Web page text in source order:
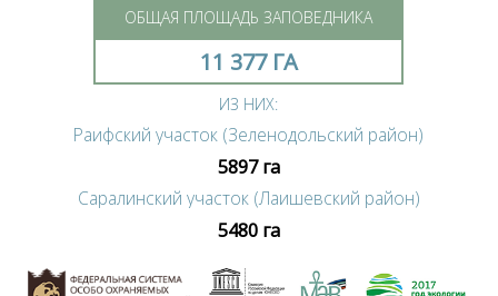
ОБЩАЯ ПЛОЩАДЬ ЗАПОВЕДНИКА
11 377 ГА
ИЗ НИХ:
Раифский участок (Зеленодольский район)
5897 га
Саралинский участок (Лаишевский район)
5480 га